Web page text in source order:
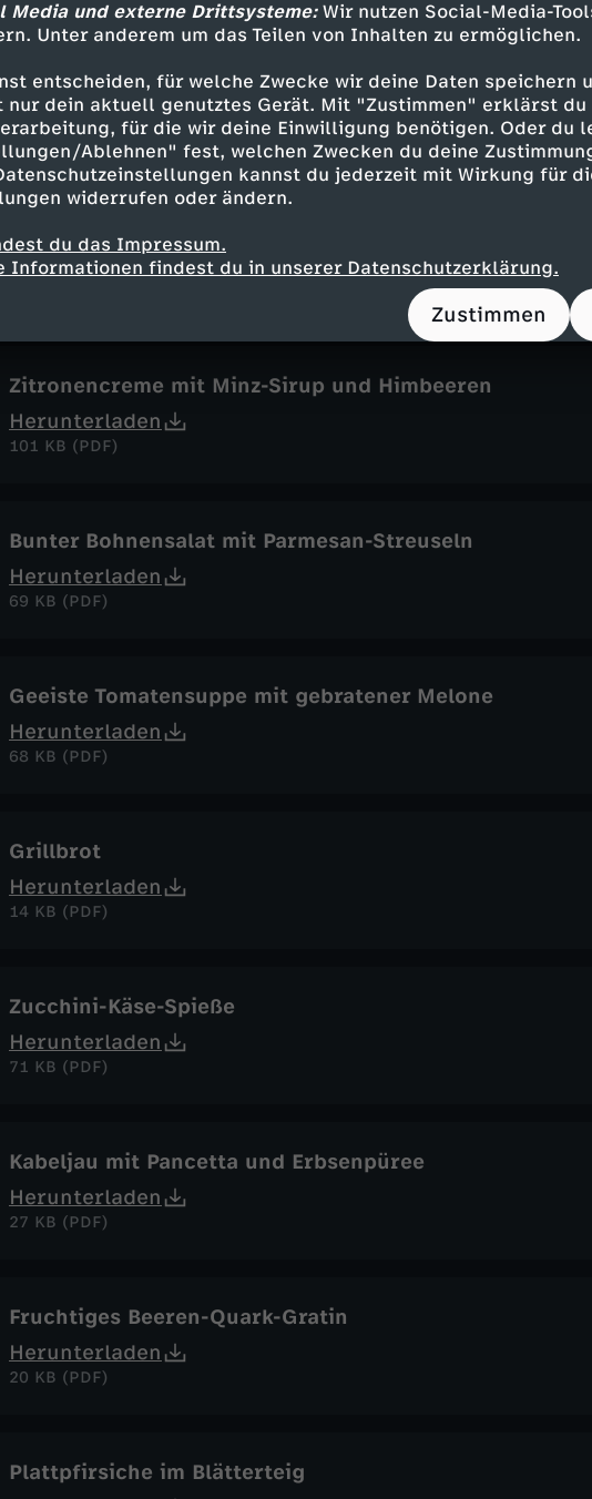
Media und externe Drittsysteme:Wir nutzen Social-Media-
Unter anderem um das Teilen von Inhalten zu ermöglichen.
entscheiden, für welche Zwecke wir deine Daten speichern
dein aktuell genutztes Gerät. Mit "Zustimmen" erklärst du
für die wir deine Einwilligung benötigen. Oder du
Ablehnen" fest, welchen Zwecken du deine
kannst du jederzeit mit Wirkung für
widerrufen oder ändern.
du das Impressum.
Informationen findest du in unserer Datenschutzerklärung.
Zustimmen
Pasta al Limone
Herunterladen
61 KB (PDF)
Herunterladen
Zitronencreme mit Minz-Sirup und Himbeeren
Herunterladen
101 KB (PDF)
Bunter Bohnensalat mit Parmesan-Streuseln
Herunterladen
69 KB (PDF)
Geeiste Tomatensuppe mit gebratener Melone
Herunterladen
68 KB (PDF)
Grillbrot
Herunterladen
14 KB (PDF)
Zucchini-Käse-Spieße
Herunterladen
71 KB (PDF)
Kabeljau mit Pancetta und Erbsenpüree
Herunterladen
27 KB (PDF)
Fruchtiges Beeren-Quark-Gratin
Herunterladen
20 KB (PDF)
Plattpfirsiche im Blätterteig